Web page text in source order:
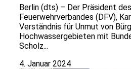
Berlin (dts) – Der Präsident
Feuerwehrverbandes (DFV),
Verständnis für Unmut von
Hochwassergebieten mit
Scholz...
4. Januar 2024